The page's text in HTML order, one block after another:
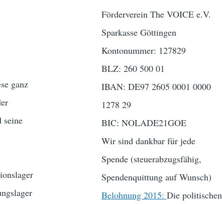
ganz
seine
Förderverein The VOICE e.V.
Sparkasse Göttingen
Kontonummer: 127829
BLZ: 260 500 01
IBAN: DE97 2605 0001 0000
1278 29
BIC: NOLADE21GOE
Wir sind dankbar für jede
Spende (steuerabzugsfähig,
Spendenquittung auf Wunsch)
Belohnung 2015: Die politischen